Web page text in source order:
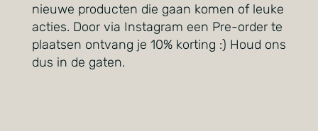
nieuwe producten die gaan komen of leuke
acties. Door via Instagram een Pre-order te
plaatsen ontvang je 10% korting :) Houd ons
dus in de gaten.